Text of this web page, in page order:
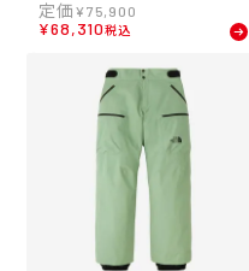
ノーボード ウェア パンツ R
TG ゴアテックス パンツ RT
7-K メンズ レディース ユニ
セックス 25-26
¥75,900
¥68,310税込